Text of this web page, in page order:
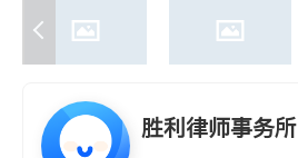
胜利律师事务所